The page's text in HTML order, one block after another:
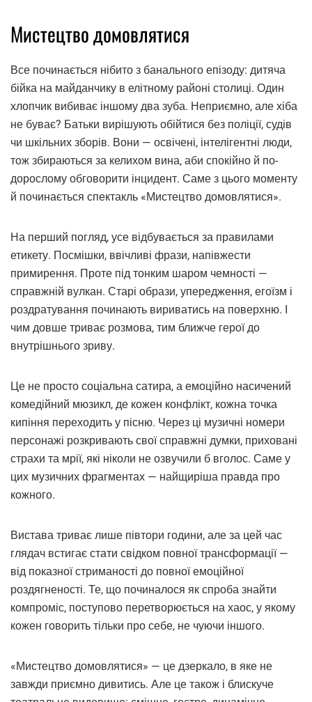
Мистецтво домовлятися
Все починається нібито з банального епізоду: дитяча
бійка на майданчику в елітному районі столиці. Один
хлопчик вибиває іншому два зуба. Неприємно, але хіба
не буває? Батьки вирішують обійтися без поліції, судів
чи шкільних зборів. Вони — освічені, інтелігентні люди,
тож збираються за келихом вина, аби спокійно й по-
дорослому обговорити інцидент. Саме з цього моменту
й починається спектакль «Мистецтво домовлятися».
На перший погляд, усе відбувається за правилами
етикету. Посмішки, ввічливі фрази, напівжести
примирення. Проте під тонким шаром чемності —
справжній вулкан. Старі образи, упередження, егоїзм і
роздратування починають вириватись на поверхню. І
чим довше триває розмова, тим ближче герої до
внутрішнього зриву.
Це не просто соціальна сатира, а емоційно насичений
комедійний мюзикл, де кожен конфлікт, кожна точка
кипіння переходить у пісню. Через ці музичні номери
персонажі розкривають свої справжні думки, приховані
страхи та мрії, які ніколи не озвучили б вголос. Саме у
цих музичних фрагментах — найщиріша правда про
кожного.
Вистава триває лише півтори години, але за цей час
глядач встигає стати свідком повної трансформації —
від показної стриманості до повної емоційної
роздягненості. Те, що починалося як спроба знайти
компроміс, поступово перетворюється на хаос, у якому
кожен говорить тільки про себе, не чуючи іншого.
«Мистецтво домовлятися» — це дзеркало, в яке не
завжди приємно дивитись. Але це також і блискуче